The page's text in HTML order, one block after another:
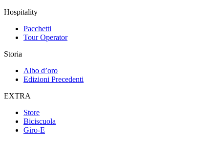
Hospitality
Pacchetti
Tour Operator
Storia
Albo d’oro
Edizioni Precedenti
EXTRA
Store
Biciscuola
Giro-E